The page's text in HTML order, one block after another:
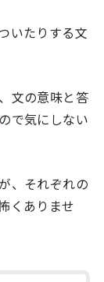
いたりする文
文の意味と答
ので気にしない
、それぞれの
くありませ